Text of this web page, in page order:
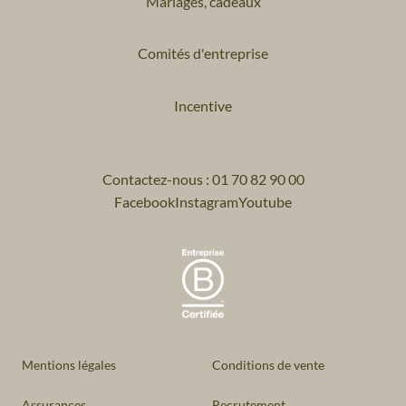
Comités d'entreprise
Incentive
Contactez-nous : 01 70 82 90 00
FacebookInstagramYoutube
Mentions légales Conditions de vente